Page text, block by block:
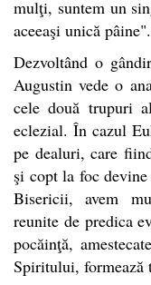
mulţi, suntem un
aceeaşi unică pâine".
Dezvoltând o
Augustin vede o
cele două trupuri
eclezial. În cazul
pe dealuri, care
şi copt la foc
Bisericii, avem
reunite de predica
pocăinţă,
Spiritului, formează